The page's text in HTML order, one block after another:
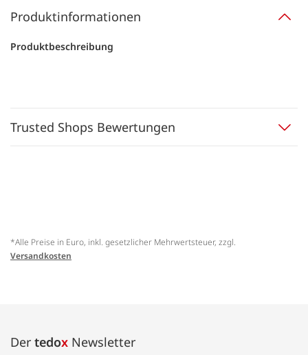
Produktinformationen
Produktbeschreibung
Trusted Shops Bewertungen
*Alle Preise in Euro, inkl. gesetzlicher Mehrwertsteuer, zzgl.
Versandkosten
Der tedox Newsletter